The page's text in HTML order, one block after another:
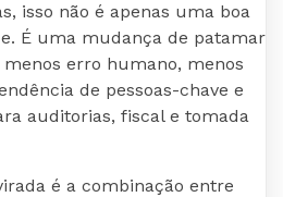
isso não é apenas uma boa
É uma mudança de patamar
menos erro humano, menos
de pessoas-chave e
auditorias, fiscal e tomada
é a combinação entre